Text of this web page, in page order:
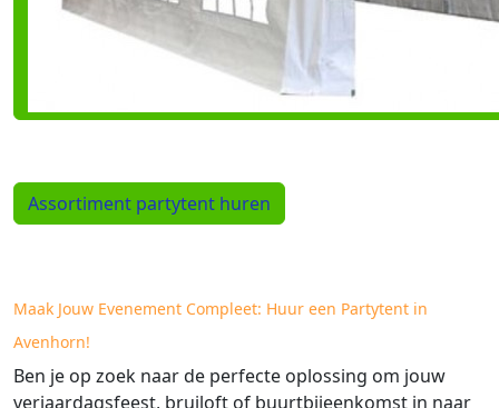
Assortiment partytent huren
Maak Jouw Evenement Compleet: Huur een Partytent in
Avenhorn!
Ben je op zoek naar de perfecte oplossing om jouw
verjaardagsfeest, bruiloft of buurtbijeenkomst in naar